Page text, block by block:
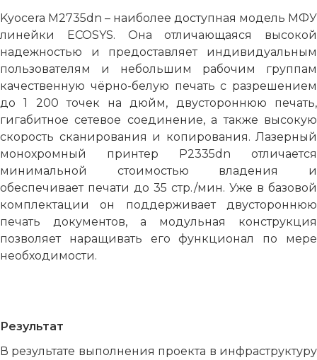
Kyocera M2735dn – наиболее доступная модель МФУ
линейки ECOSYS. Она отличающаяся высокой
надежностью и предоставляет индивидуальным
пользователям и небольшим рабочим группам
качественную чёрно-белую печать с разрешением
до 1 200 точек на дюйм, двустороннюю печать,
гигабитное сетевое соединение, а также высокую
скорость сканирования и копирования. Лазерный
монохромный принтер P2335dn отличается
минимальной стоимостью владения и
обеспечивает печати до 35 стр./мин. Уже в базовой
комплектации он поддерживает двустороннюю
печать документов, а модульная конструкция
позволяет наращивать его функционал по мере
необходимости.
Результат
В результате выполнения проекта в инфраструктуру